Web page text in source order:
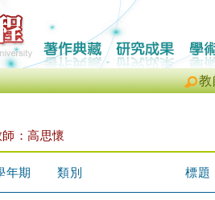
教
：高思懷
年期 類別 標題